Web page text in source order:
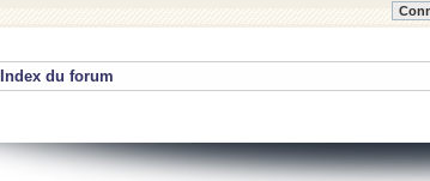
Index du forum